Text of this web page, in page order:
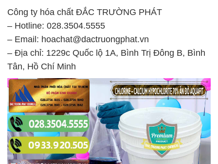
Công ty hóa chất ĐẮC TRƯỜNG PHÁT
– Hotline: 028.3504.5555
– Email: hoachat@dactruongphat.vn
– Địa chỉ: 1229c Quốc lộ 1A, Bình Trị Đông B, Bình
Tân, Hồ Chí Minh